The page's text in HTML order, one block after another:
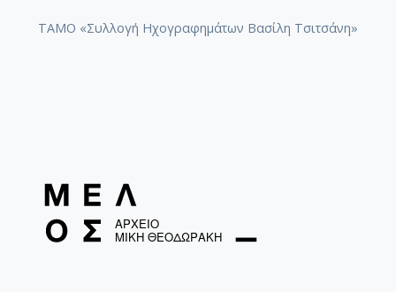
ΤΑΜΟ «Συλλογή Ηχογραφημάτων Βασίλη Τσιτσάνη»